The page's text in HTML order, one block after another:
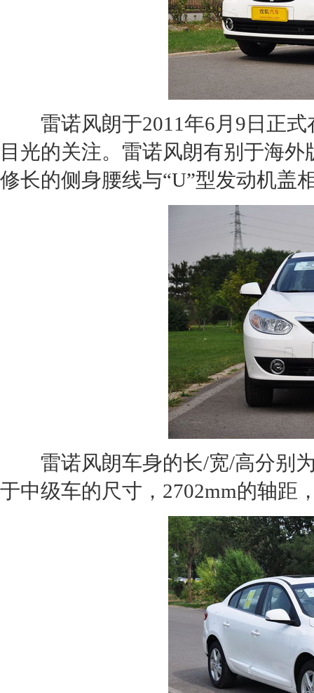
雷诺风朗于2011年6月9日正
目光的关注。 雷诺风朗有别于海外
修长的侧身腰线与“U”型发动机盖
雷诺风朗车身的长/宽/高分别
于中级车的尺寸，2702mm的轴距